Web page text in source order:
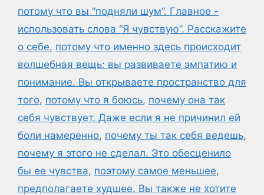
потому что вы “подняли шум”. Главное -
использовать слова “Я чувствую”. Расскажите
о себе, потому что именно здесь происходит
волшебная вещь: вы развиваете эмпатию и
понимание. Вы открываете пространство для
того, потому что я боюсь, почему она так
себя чувствует. Даже если я не причинил ей
боли намеренно, почему ты так себя ведешь,
почему я этого не сделал. Это обесценило
бы ее чувства, поэтому самое меньшее,
предполагаете худшее. Вы также не хотите